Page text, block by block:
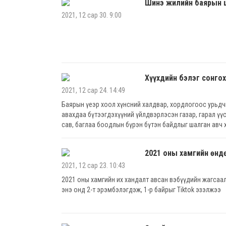
Шинэ жилийн баярын
2021, 12 сар 30. 9:00
Хүүхдийн бэлэг
2021, 12 сар 24. 14:49
Баярын үеэр хоол хүнсний халдвар, хордлогоос
авахдаа бүтээгдэхүүний үйлдвэрлэсэн газар, гарал
сав, баглаа боодлын бүрэн бүтэн байдлыг шалган
2021 оны хамгийн
2021, 12 сар 23. 10:43
2021 оны хамгийн их хандалт авсан вэбүүдийн
энэ онд 2-т эрэмбэлэгдэж, 1-р байрыг Tiktok эзэлжээ